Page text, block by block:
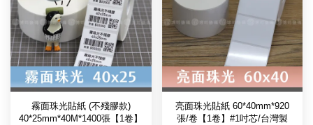
霧面珠光貼紙 (不殘膠款)
40*25mm*40M*1400張【1卷】
亮面珠光貼紙 60*40mm*920
張/卷【1卷】#1吋芯/台灣製